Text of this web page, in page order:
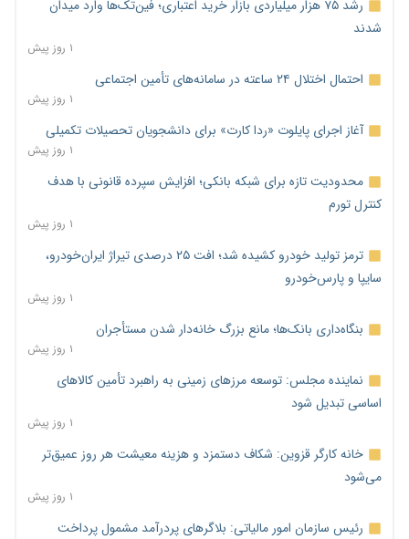
رشد ۷۵ هزار میلیاردی بازار خرید اعتباری؛ فین‌تک‌ها وارد میدان
شدند
۱ روز پیش
احتمال اختلال ۲۴ ساعته در سامانه‌های تأمین اجتماعی
۱ روز پیش
آغاز اجرای پایلوت «ردا کارت» برای دانشجویان تحصیلات تکمیلی
۱ روز پیش
محدودیت تازه برای شبکه بانکی؛ افزایش سپرده قانونی با هدف
کنترل تورم
۱ روز پیش
ترمز تولید خودرو کشیده شد؛ افت ۲۵ درصدی تیراژ ایران‌خودرو،
سایپا و پارس‌خودرو
۱ روز پیش
بنگاه‌داری بانک‌ها؛ مانع بزرگ خانه‌دار شدن مستأجران
۱ روز پیش
نماینده مجلس: توسعه مرزهای زمینی به راهبرد تأمین کالاهای
اساسی تبدیل شود
۱ روز پیش
خانه کارگر قزوین: شکاف دستمزد و هزینه معیشت هر روز عمیق‌تر
می‌شود
۱ روز پیش
رئیس سازمان امور مالیاتی: بلاگرهای پردرآمد مشمول پرداخت